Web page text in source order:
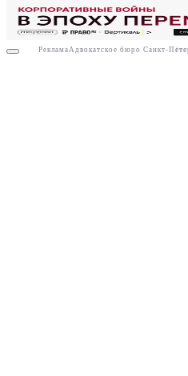
Реклама Адвокатское бюро Санкт-